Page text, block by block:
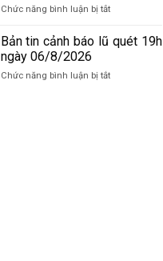
lũ
07h
07/8/2026
Chức năng bình luận bị tắtở
tin
cảnh
lũ
Bản tin cảnh báo lũ quét 19h
ngày 06/8/2026
Chức năng bình luận bị tắtở